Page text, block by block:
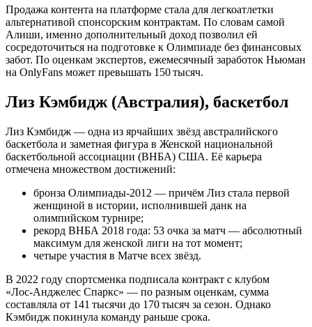
Продажа контента на платформе стала для легкоатлетки
альтернативой спонсорским контрактам. По словам самой
Алиши, именно дополнительный доход позволил ей
сосредоточиться на подготовке к Олимпиаде без финансовых
забот. По оценкам экспертов, ежемесячный заработок Ньюман
на OnlyFans может превышать 150 тысяч.
Лиз Кэмбидж (Австралия), баскетбол
Лиз Кэмбидж — одна из ярчайших звёзд австралийского
баскетбола и заметная фигура в Женской национальной
баскетбольной ассоциации (ВНБА) США. Её карьера
отмечена множеством достижений:
бронза Олимпиады‑2012 — причём Лиз стала первой
женщиной в истории, исполнившей данк на
олимпийском турнире;
рекорд ВНБА 2018 года: 53 очка за матч — абсолютный
максимум для женской лиги на тот момент;
четыре участия в Матче всех звёзд.
В 2022 году спортсменка подписала контракт с клубом
«Лос‑Анджелес Спаркс» — по разным оценкам, сумма
составляла от 141 тысячи до 170 тысяч за сезон. Однако
Кэмбидж покинула команду раньше срока.